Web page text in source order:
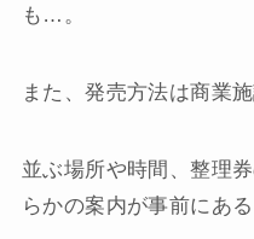
も…。
また、発売方法は商業
並ぶ場所や時間、整理
らかの案内が事前にあ